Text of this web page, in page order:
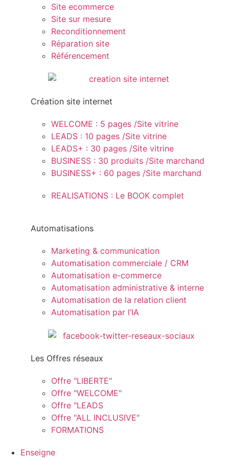
Site ecommerce
Site sur mesure
Reconditionnement
Réparation site
Référencement
Création site internet
WELCOME : 5 pages /Site vitrine
LEADS : 10 pages /Site vitrine
LEADS+ : 30 pages /Site vitrine
BUSINESS : 30 produits /Site marchand
BUSINESS+ : 60 pages /Site marchand
REALISATIONS : Le BOOK complet
Automatisations
Marketing & communication
Automatisation commerciale / CRM
Automatisation e-commerce
Automatisation administrative & interne
Automatisation de la relation client
Automatisation par l’IA
Les Offres réseaux
Offre "LIBERTE"
Offre "WELCOME"
Offre "LEADS
Offre "ALL INCLUSIVE"
FORMATIONS
Enseigne